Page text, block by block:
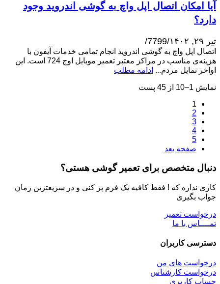
آیا امکان اتصال اپل واچ به گوشی اندروید وجود
دارد؟
تیر ۲۹, ۱۴۰۲ /
7799
/
اتصال اپل واچ به گوشی اندروید انجام تمامی خدمات آیفون با
هزینه‌ی مناسب در مراکز معتبر تعمیر موبایل اوج 724 است. این
اواخر تمایل مردم... ادامه مطلب
نمایش 1–10 از 45 پست
1
2
3
4
5
صفحه بعد
دنبال متخصص برای تعمیر گوشی هستی؟
کاری نداره که ! فقط کافیه یک فرم پر کنی و در سریعترین زمان
جواب بگیری
درخواست تعمیر
تمــــاس با ما
دسترسی کاربران
درخواست های من
درخواست کارشناس
حساب کاربری